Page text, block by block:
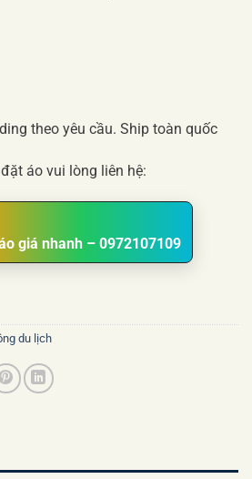
theo yêu cầu. Ship toàn quốc
áo vui lòng liên hệ:
giá nhanh – 0972107109
du lịch